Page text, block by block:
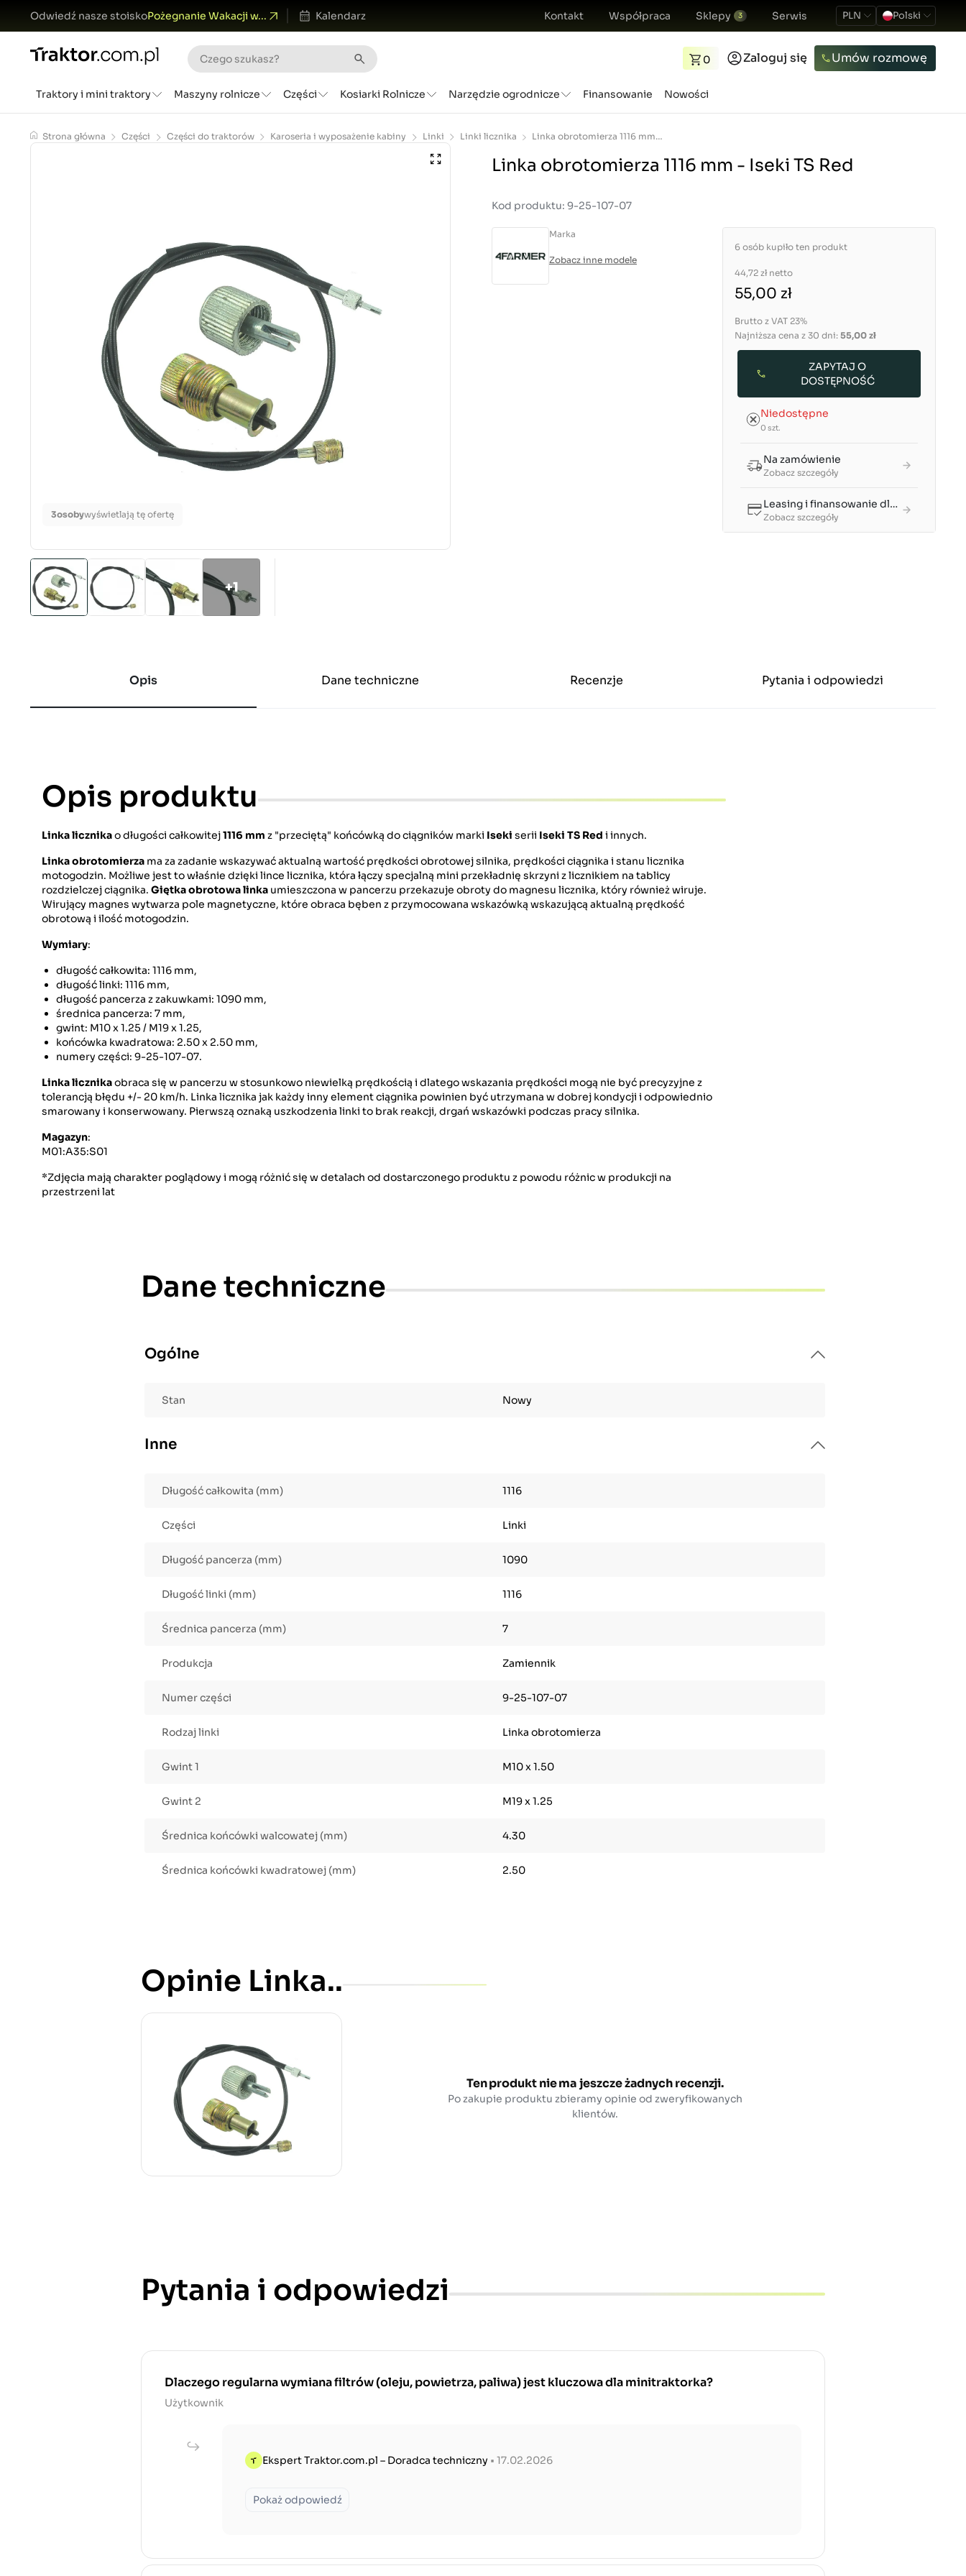
Odwiedź nasze stoiskoPożegnanie Wakacji w... Kalendarz Kontakt Współpraca Sklepy 3 Serwis PLN Polski
0 Zaloguj się Umów rozmowę
Traktory i mini traktory Maszyny rolnicze Części Kosiarki Rolnicze Narzędzie ogrodnicze Finansowanie Nowości
Strona główna Części Części do traktorów Karoseria i wyposażenie kabiny Linki Linki licznika Linka obrotomierza 1116 mm - Iseki TS Red
3osobywyświetlają tę ofertę
+1
Linka obrotomierza 1116 mm - Iseki TS Red
Kod produktu: 9-25-107-07
Marka
Zobacz inne modele
6 osób kupiło ten produkt
44,72 zł netto
55,00 zł
Brutto z VAT 23%
Najniższa cena z 30 dni: 55,00 zł
ZAPYTAJ O
DOSTĘPNOŚĆ
Niedostępne
0 szt.
Na zamówienie
Zobacz szczegóły
Leasing i finansowanie dla firm
Zobacz szczegóły
Opis Dane techniczne Recenzje Pytania i odpowiedzi
Opis produktu
Linka licznikao długości całkowitej1116 mm z "przeciętą" końcówką do ciągników marki Iseki serii Iseki TS Red i innych.
Linka obrotomierza ma za zadanie wskazywać aktualną wartość prędkości obrotowej silnika, prędkości ciągnika i stanu licznika
motogodzin. Możliwe jest to właśnie dzięki lince licznika, która łączy specjalną mini przekładnię skrzyni z licznikiem na tablicy
rozdzielczej ciągnika. Giętka obrotowa linka umieszczona w pancerzu przekazuje obroty do magnesu licznika, który również wiruje.
Wirujący magnes wytwarza pole magnetyczne, które obraca bęben z przymocowana wskazówką wskazującą aktualną prędkość
obrotową i ilość motogodzin.
Wymiary:
długość całkowita: 1116 mm,
długość linki: 1116 mm,
długość pancerza z zakuwkami: 1090 mm,
średnica pancerza: 7 mm,
gwint: M10 x 1.25 / M19 x 1.25,
końcówka kwadratowa: 2.50 x 2.50 mm,
numery części: 9-25-107-07.
Linka licznikaobraca się w pancerzu w stosunkowo niewielką prędkością i dlatego wskazania prędkości mogą nie być precyzyjne z
tolerancją błędu +/- 20 km/h. Linka licznika jak każdy inny element ciągnika powinien być utrzymana w dobrej kondycji i odpowiednio
smarowany i konserwowany. Pierwszą oznaką uszkodzenia linki to brak reakcji, drgań wskazówki podczas pracy silnika.
Magazyn:
M01:A35:S01
*Zdjęcia mają charakter poglądowy i mogą różnić się w detalach od dostarczonego produktu z powodu różnic w produkcji na
przestrzeni lat
Dane techniczne
Ogólne
Stan Nowy
Inne
Długość całkowita (mm) 1116
Części Linki
Długość pancerza (mm) 1090
Długość linki (mm) 1116
Średnica pancerza (mm) 7
Produkcja Zamiennik
Numer części 9-25-107-07
Rodzaj linki Linka obrotomierza
Gwint 1 M10 x 1.50
Gwint 2 M19 x 1.25
Średnica końcówki walcowatej (mm) 4.30
Średnica końcówki kwadratowej (mm) 2.50
Opinie Linka..
Ten produkt nie ma jeszcze żadnych recenzji.
Po zakupie produktu zbieramy opinie od zweryfikowanych
klientów.
Pytania i odpowiedzi
Dlaczego regularna wymiana filtrów (oleju, powietrza, paliwa) jest kluczowa dla minitraktorka?
Użytkownik
Ekspert Traktor.com.pl – Doradca techniczny • 17.02.2026
Pokaż odpowiedź